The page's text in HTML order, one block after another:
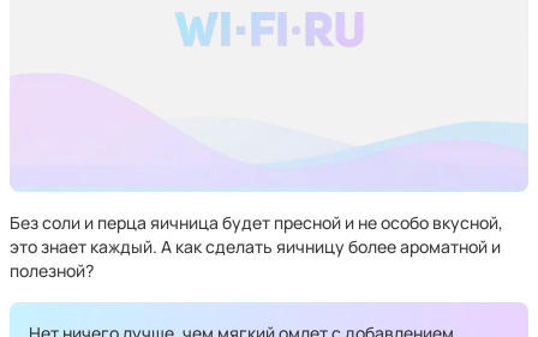
Без соли и перца яичница будет пресной и не особо вкусной,
это знает каждый. А как сделать яичницу более ароматной и
полезной?